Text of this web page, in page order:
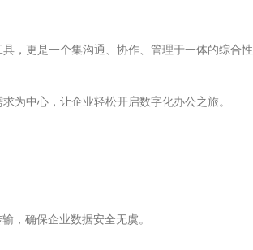
，更是一个集沟通、协作、管理于一体的综合性
为中心，让企业轻松开启数字化办公之旅。
，确保企业数据安全无虞。